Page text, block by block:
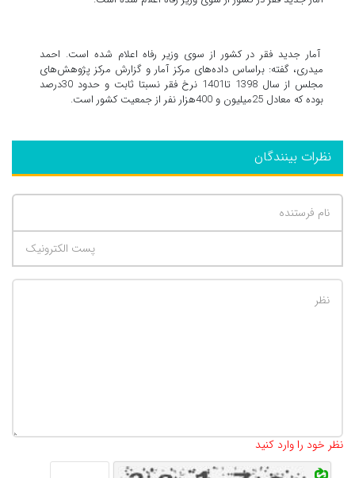
آمار جدید فقر در کشور از سوی وزیر رفاه اعلام شده است. احمد
میدری، گفته: براساس داده‌های مرکز آمار و گزارش مرکز پژوهش‌های
مجلس از سال 1398 تا1401 نرخ فقر نسبتا ثابت و حدود 30درصد
بوده که معادل 25میلیون و 400هزار نفر از جمعیت کشور است.
نظرات بینندگان
نظر خود را وارد کنید